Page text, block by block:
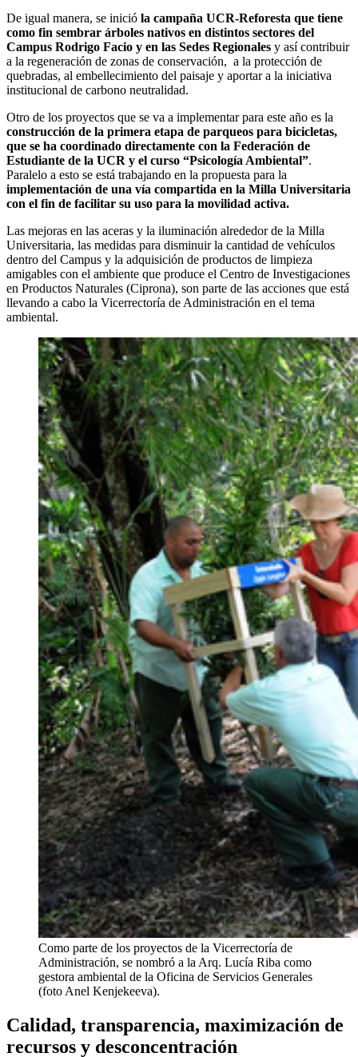
De igual manera, se inició la campaña UCR-Reforesta que tiene
como fin sembrar árboles nativos en distintos sectores del
Campus Rodrigo Facio y en las Sedes Regionales y así contribuir
a la regeneración de zonas de conservación, a la protección de
quebradas, al embellecimiento del paisaje y aportar a la iniciativa
institucional de carbono neutralidad.
Otro de los proyectos que se va a implementar para este año es la
construcción de la primera etapa de parqueos para bicicletas,
que se ha coordinado directamente con la Federación de
Estudiante de la UCR y el curso “Psicología Ambiental”.
Paralelo a esto se está trabajando en la propuesta para la
implementación de una vía compartida en la Milla Universitaria
con el fin de facilitar su uso para la movilidad activa.
Las mejoras en las aceras y la iluminación alrededor de la Milla
Universitaria, las medidas para disminuir la cantidad de vehículos
dentro del Campus y la adquisición de productos de limpieza
amigables con el ambiente que produce el Centro de Investigaciones
en Productos Naturales (Ciprona), son parte de las acciones que está
llevando a cabo la Vicerrectoría de Administración en el tema
ambiental.
Como parte de los proyectos de la Vicerrectoría de
Administración, se nombró a la Arq. Lucía Riba como
gestora ambiental de la Oficina de Servicios Generales
(foto Anel Kenjekeeva).
Calidad, transparencia, maximización de
recursos y desconcentración